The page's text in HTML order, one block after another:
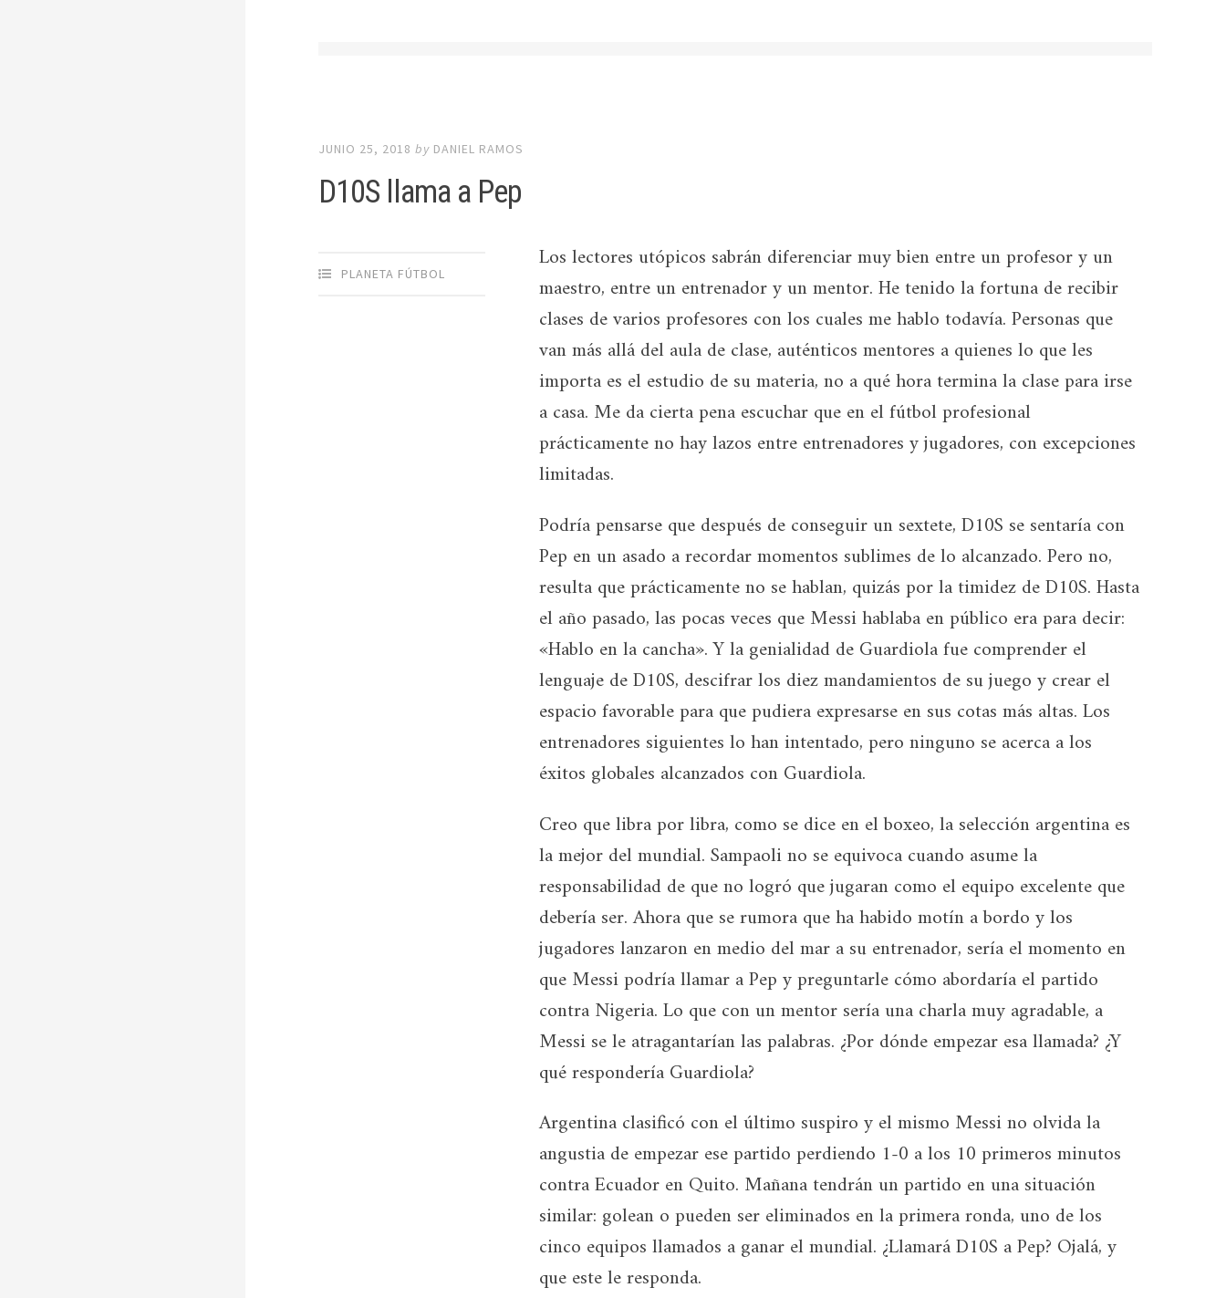
JUNIO 25, 2018 by DANIEL RAMOS
D10S llama a Pep
PLANETA FÚTBOL
Los lectores utópicos sabrán diferenciar muy bien entre un profesor y un
maestro, entre un entrenador y un mentor. He tenido la fortuna de recibir
clases de varios profesores con los cuales me hablo todavía. Personas que
van más allá del aula de clase, auténticos mentores a quienes lo que les
importa es el estudio de su materia, no a qué hora termina la clase para irse
a casa. Me da cierta pena escuchar que en el fútbol profesional
prácticamente no hay lazos entre entrenadores y jugadores, con excepciones
limitadas.
Podría pensarse que después de conseguir un sextete, D10S se sentaría con
Pep en un asado a recordar momentos sublimes de lo alcanzado. Pero no,
resulta que prácticamente no se hablan, quizás por la timidez de D10S. Hasta
el año pasado, las pocas veces que Messi hablaba en público era para decir:
«Hablo en la cancha». Y la genialidad de Guardiola fue comprender el
lenguaje de D10S, descifrar los diez mandamientos de su juego y crear el
espacio favorable para que pudiera expresarse en sus cotas más altas. Los
entrenadores siguientes lo han intentado, pero ninguno se acerca a los
éxitos globales alcanzados con Guardiola.
Creo que libra por libra, como se dice en el boxeo, la selección argentina es
la mejor del mundial. Sampaoli no se equivoca cuando asume la
responsabilidad de que no logró que jugaran como el equipo excelente que
debería ser. Ahora que se rumora que ha habido motín a bordo y los
jugadores lanzaron en medio del mar a su entrenador, sería el momento en
que Messi podría llamar a Pep y preguntarle cómo abordaría el partido
contra Nigeria. Lo que con un mentor sería una charla muy agradable, a
Messi se le atragantarían las palabras. ¿Por dónde empezar esa llamada? ¿Y
qué respondería Guardiola?
Argentina clasificó con el último suspiro y el mismo Messi no olvida la
angustia de empezar ese partido perdiendo 1-0 a los 10 primeros minutos
contra Ecuador en Quito. Mañana tendrán un partido en una situación
similar: golean o pueden ser eliminados en la primera ronda, uno de los
cinco equipos llamados a ganar el mundial. ¿Llamará D10S a Pep? Ojalá, y
que este le responda.